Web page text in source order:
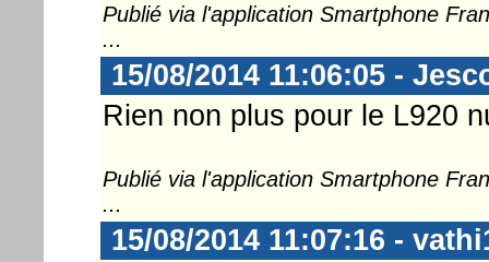
Publié via l'application Smartphone
...
15/08/2014 11:06:05 -
Rien non plus pour le L920
Publié via l'application Smartphone
...
15/08/2014 11:07:16 -